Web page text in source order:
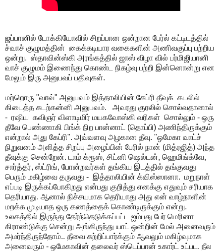
ஜப்பானில் டோக்கியோவில் சிறப்பான ஒன்றான பேர்ல் கட்டிடத்தில்
ச்வாச் குழுமத்தின் கைக்கடியார வகைகளின் அணிவகுப்பு பற்றிய
ஒன்று. ஸ்தாவின்ஸ்கி அரங்கத்தில் ஜாஸ் விழா வில் பர்மிஜியானி
வாச் குழுமம் இணைந்து கொண்ட நிகழ்வு பற்றி இன்னொன்று என
மேலும் இரு அனுபவப் பதிவுகள்.
மற்றொரு "வாவ்" அனுபவம் இத்தாலியின் கேப்ரி தீவுக் கடலில்
கிடைத்த கடற்கன்னி அனுபவம். அவரது குரலில் சொல்வதானால்
- ரஷிய கவிஞர் விளாடிமிர் மயகவோஸ்கி வரிகள் சொல்லும் - ஒரு
தீவே பெண்ணாகி பிங்க் நிற பான்னாட் (தொப்பி) அணிந்திருக்கும்
என்றால் அது கேப்ரி". அவ்வளவு அழகான தீவு. "ஒமேகா வாட்ச்
நிறுவனம் அளித்த சிறப்பு அழைப்பின் பேரில் நான் (மித்ரஜித்) அந்த
தீவுக்கு சென்றேன். டாம் க்ரூஸ், சிட்னி ஷெல்டன், ஹெமிங்க்வே,
சார்த்தர், ஸ்ட்ரிங், போன்றவர்கள் தங்கிய இடத்தில் தங்குவது
பெரும் மகிழ்வை தருவது - இத்தாலியின் க்விஸ்ஸானா. மறுநாள்
எப்படி இருக்கப்போகிறது என்பது குறித்து எனக்கு எதுவும் சரியாக
தெரியாது. ஆனால் நிச்சயமாக தெரியாது அது என் வாழ்நாளின்
மறக்க முடியாத ஒரு கணத்தைக் கொண்டிருக்கும் என்று.
உலகத்தில் இருந்து தேர்ந்தெடுக்கப்பட்ட ஐம்பது பேர் மெரினா
கிராண்டுக்கு சென்று அங்கிருந்து யாட் ஒன்றின் மேல் அனைவரும்
அமர்ந்திருந்தோம்.. தீவை சுற்றிப்பார்க்கும் ஆவலும் மகிழ்வுமாக
அனைவரும் - ஒமேகாவின் தலைவர் ஸ்டெப்பான் உகார்ட் உட்பட. நீல